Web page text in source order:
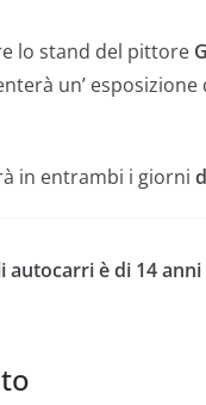
lo stand del pittore
un’
in entrambi i giorni
autocarri è di 14 anni